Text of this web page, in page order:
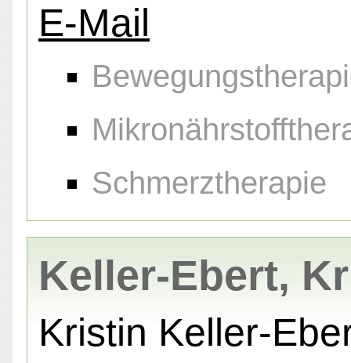
E-Mail
Schmerztherapie
Keller-Ebert,
Kristin Keller-